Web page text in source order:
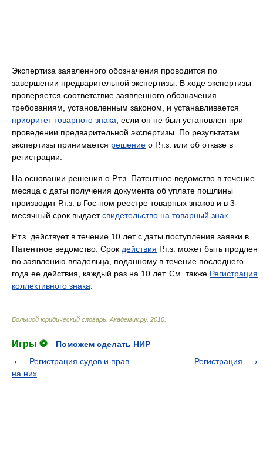
Экспертиза заявленного обозначения проводится по
завершении предварительной экспертизы. В ходе экспертизы
проверяется соответствие заявленного обозначения
требованиям, установленным законом, и устанавливается
приоритет товарного знака , если он не был установлен при
проведении предварительной экспертизы. По результатам
экспертизы принимается решение о Р.т.з. или об отказе в
регистрации.
На основании решения о Р.т.з. Патентное ведомство в течение
месяца с даты получения документа об уплате пошлины
производит Р.т.з. в Гос-ном реестре товарных знаков и в 3-
месячный срок выдаетсвидетельство на товарный знак
Р.т.з. действует в течение 10 лет с даты поступления заявки в
Патентное ведомство. Срок действия Р.т.з. может быть продлен
по заявлению владельца, поданному в течение последнего
года ее действия, каждый раз на 10 лет. См. также Регистрация
коллективного знака
Большой юридический словарь Академик.ру. 2010
Игры ⚽
Поможем сделать НИР
Регистрация судов и прав
на них
Регистрация